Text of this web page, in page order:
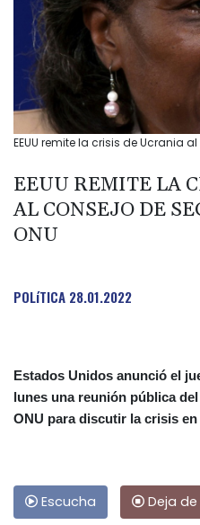
EEUU remite la crisis de Ucrania
EEUU REMITE LA
AL CONSEJO DE
ONU
POLíTICA 28.01.2022
Estados Unidos anunció el
lunes una reunión pública
ONU para discutir la crisis
Escucha Deja